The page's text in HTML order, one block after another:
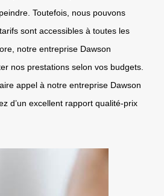
Toutefois, nous pouvons
sont accessibles à toutes les
notre entreprise Dawson
nos prestations selon vos budgets.
appel à notre entreprise Dawson
d’un excellent rapport qualité-prix